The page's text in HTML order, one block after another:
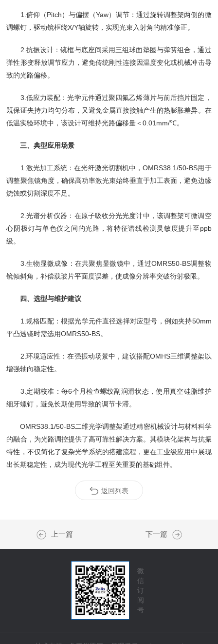
1.俯仰（Pitch）与偏摆（Yaw）调节：通过旋转调整架两侧的微
调螺钉，驱动镜框绕X/Y轴旋转，实现光束入射角的精准修正。
2.抗振设计：镜框与底座间采用三组球面垫圈与弹簧组合，通过
弹性形变释放调节应力，避免传统刚性连接因温度变化或机械冲击导
致的光路偏移。
3.低应力装配：光学元件通过聚四氟乙烯薄片与前后挡片固定，
既保证夹持力均匀分布，又避免金属直接接触产生的热膨胀差异。在
低温实验环境中，该设计可维持光路偏移量＜0.01mm/℃。
三、典型应用场景
1.激光加工系统：在光纤激光切割机中，OMRS38.1/50-BS用于
调整聚焦镜角度，确保高功率激光束始终垂直于加工表面，避免边缘
烧蚀或切割深度不足。
2.光谱分析仪器：在原子吸收分光光度计中，该调整架可微调空
心阴极灯与单色仪之间的光路，将特征谱线检测灵敏度提升至ppb
级。
3.生物显微成像：在共聚焦显微镜中，通过OMRS50-BS调整物
镜倾斜角，补偿载玻片平面度误差，使成像分辨率突破衍射极限。
四、选型与维护建议
1.规格匹配：根据光学元件直径选择对应型号，例如夹持50mm
平凸透镜时需选用OMRS50-BS。
2.环境适应性：在强振动场景中，建议搭配OMHS三维调整架以
增强轴向稳定性。
3.定期校准：每6个月检查螺纹副润滑状态，使用真空硅脂维护
细牙螺钉，避免长期使用导致的调节卡滞。
OMRS38.1/50-BS二维光学调整架通过精密机械设计与材料科学
的融合，为光路调控提供了高可靠性解决方案。其模块化架构与抗振
特性，不仅简化了复杂光学系统的搭建流程，更在工业级应用中展现
出长期稳定性，成为现代光学工程至关重要的基础组件。
返回列表
上一篇 下一篇
微
信
订
阅
号